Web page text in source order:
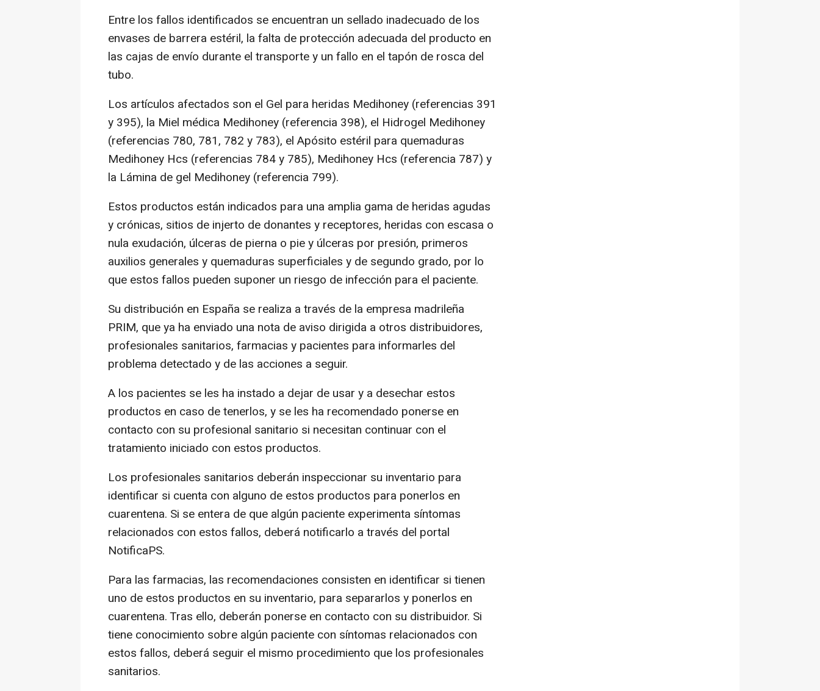
Entre los fallos identificados se encuentran un sellado inadecuado de los
envases de barrera estéril, la falta de protección adecuada del producto en
las cajas de envío durante el transporte y un fallo en el tapón de rosca del
tubo.
Los artículos afectados son el Gel para heridas Medihoney (referencias 391
y 395), la Miel médica Medihoney (referencia 398), el Hidrogel Medihoney
(referencias 780, 781, 782 y 783), el Apósito estéril para quemaduras
Medihoney Hcs (referencias 784 y 785), Medihoney Hcs (referencia 787) y
la Lámina de gel Medihoney (referencia 799).
Estos productos están indicados para una amplia gama de heridas agudas
y crónicas, sitios de injerto de donantes y receptores, heridas con escasa o
nula exudación, úlceras de pierna o pie y úlceras por presión, primeros
auxilios generales y quemaduras superficiales y de segundo grado, por lo
que estos fallos pueden suponer un riesgo de infección para el paciente.
Su distribución en España se realiza a través de la empresa madrileña
PRIM, que ya ha enviado una nota de aviso dirigida a otros distribuidores,
profesionales sanitarios, farmacias y pacientes para informarles del
problema detectado y de las acciones a seguir.
A los pacientes se les ha instado a dejar de usar y a desechar estos
productos en caso de tenerlos, y se les ha recomendado ponerse en
contacto con su profesional sanitario si necesitan continuar con el
tratamiento iniciado con estos productos.
Los profesionales sanitarios deberán inspeccionar su inventario para
identificar si cuenta con alguno de estos productos para ponerlos en
cuarentena. Si se entera de que algún paciente experimenta síntomas
relacionados con estos fallos, deberá notificarlo a través del portal
NotificaPS.
Para las farmacias, las recomendaciones consisten en identificar si tienen
uno de estos productos en su inventario, para separarlos y ponerlos en
cuarentena. Tras ello, deberán ponerse en contacto con su distribuidor. Si
tiene conocimiento sobre algún paciente con síntomas relacionados con
estos fallos, deberá seguir el mismo procedimiento que los profesionales
sanitarios.